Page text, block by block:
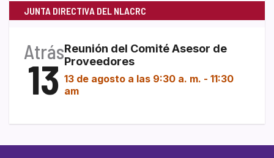
JUNTA DIRECTIVA DEL NLACRC
Atrás
13
Reunión del Comité Asesor de
Proveedores
13 de agosto a las 9:30 a. m. - 11:30
am